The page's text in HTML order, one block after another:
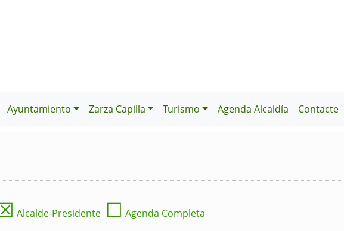
Ayuntamiento Zarza Capilla Turismo Agenda Alcaldía Contacte
Alcalde-Presidente ☐ Agenda Completa